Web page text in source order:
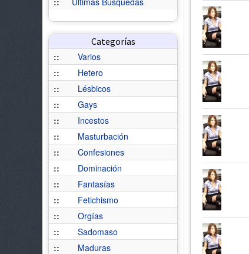
Categorías
::
Varios
::
Hetero
::
Lésbicos
::
Gays
::
Incestos
::
Masturbación
::
Confesiones
::
Dominación
::
Fantasías
::
Fetichismo
::
Orgías
::
Sadomaso
::
Maduras